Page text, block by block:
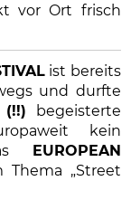
vor Ort frisch
ist bereits
und durfte
(!!) begeisterte
kein
EUROPEAN
Thema „Street